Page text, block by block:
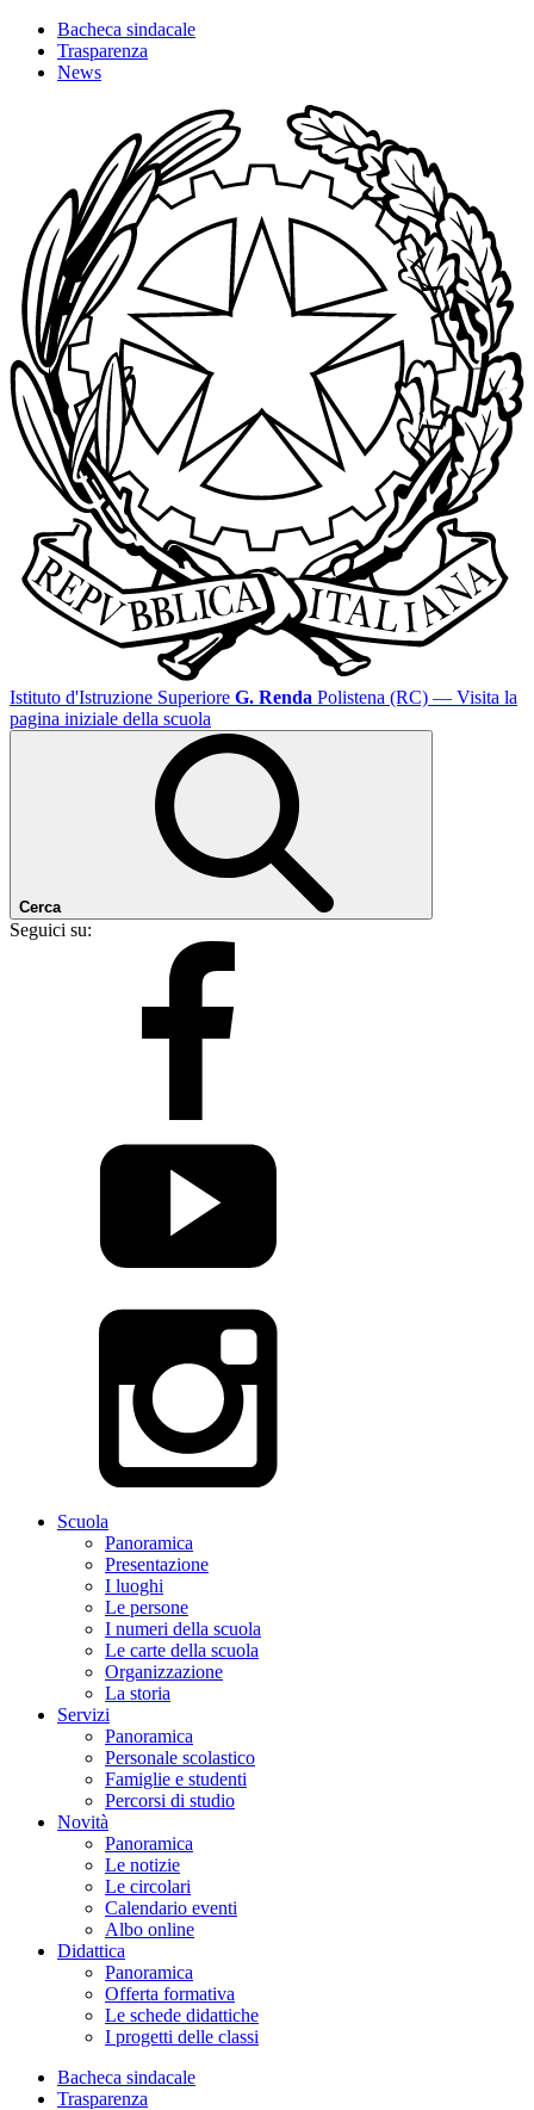
Bacheca sindacale
Trasparenza
News
Istituto d'Istruzione Superiore G. Renda Polistena (RC) — Visita la
pagina iniziale della scuola
Cerca
Seguici su:
Scuola
Panoramica
Presentazione
I luoghi
Le persone
I numeri della scuola
Le carte della scuola
Organizzazione
La storia
Servizi
Panoramica
Personale scolastico
Famiglie e studenti
Percorsi di studio
Novità
Panoramica
Le notizie
Le circolari
Calendario eventi
Albo online
Didattica
Panoramica
Offerta formativa
Le schede didattiche
I progetti delle classi
Bacheca sindacale
Trasparenza